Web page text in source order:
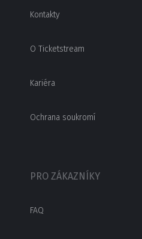
Kontakty
O Ticketstream
Kariéra
Ochrana soukromí
PRO ZÁKAZNÍKY
FAQ